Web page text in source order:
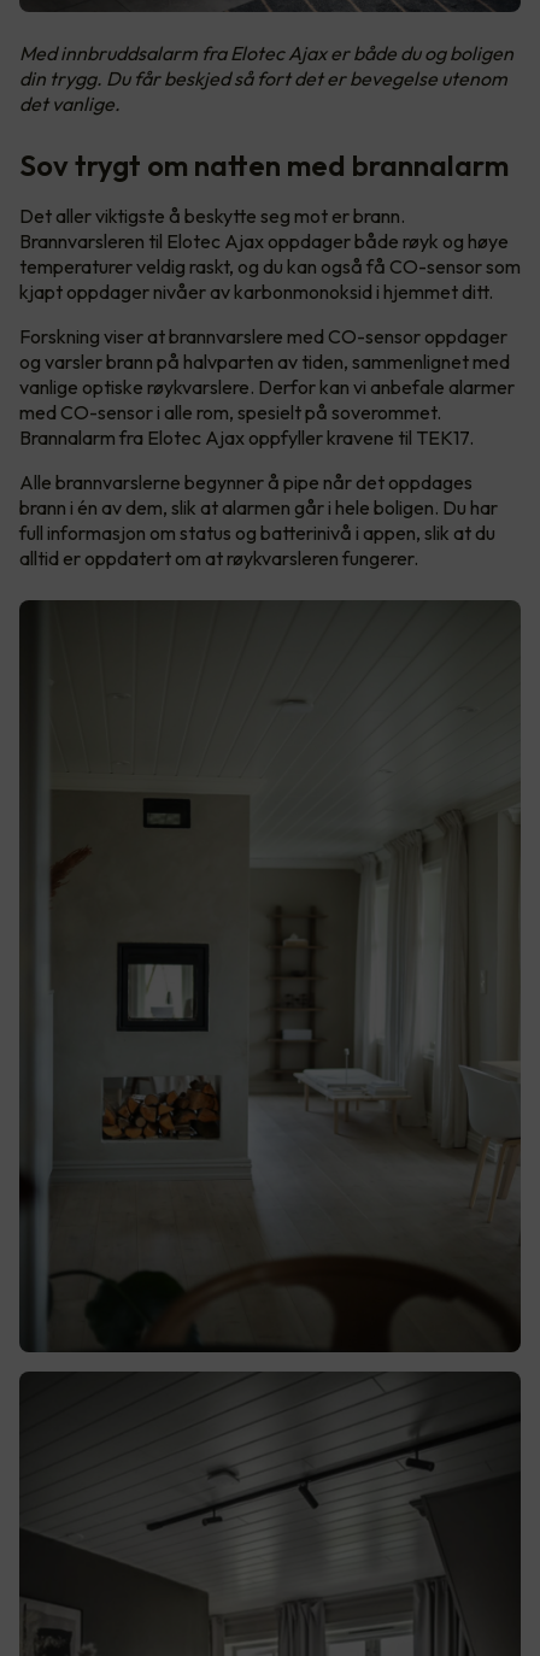
Med innbruddsalarm fra Elotec Ajax er både du og boligen
din trygg. Du får beskjed så fort det er bevegelse utenom
det vanlige.
Sov trygt om natten med brannalarm
Det aller viktigste å beskytte seg mot er brann.
Brannvarsleren til Elotec Ajax oppdager både røyk og høye
temperaturer veldig raskt, og du kan også få CO-sensor som
kjapt oppdager nivåer av karbonmonoksid i hjemmet ditt.
Forskning viser at brannvarslere med CO-sensor oppdager
og varsler brann på halvparten av tiden, sammenlignet med
vanlige optiske røykvarslere. Derfor kan vi anbefale alarmer
med CO-sensor i alle rom, spesielt på soverommet.
Brannalarm fra Elotec Ajax oppfyller kravene til TEK17.
Alle brannvarslerne begynner å pipe når det oppdages
brann i én av dem, slik at alarmen går i hele boligen. Du har
full informasjon om status og batterinivå i appen, slik at du
alltid er oppdatert om at røykvarsleren fungerer.